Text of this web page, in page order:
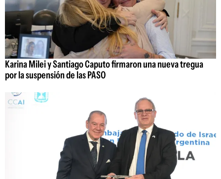
Karina Milei y Santiago Caputo firmaron una nueva tregua
por la suspensión de las PASO